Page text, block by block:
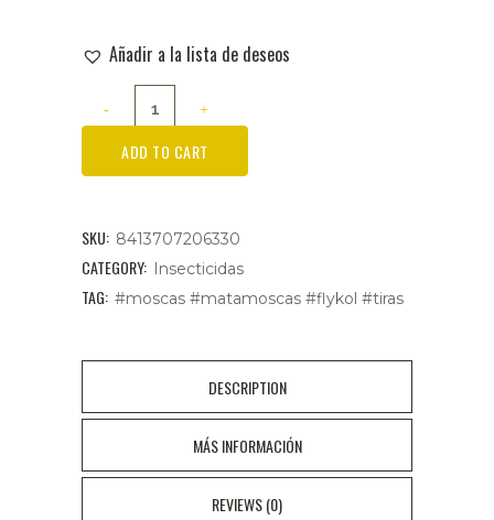
Añadir a la lista de deseos
FLY-
Tiras
Atrapamoscas
Sin
Veneno
ADD TO CART
SKU: 8413707206330
CATEGORY: Insecticidas
TAG: #moscas #matamoscas #flykol #tiras
DESCRIPTION
MÁS INFORMACIÓN
REVIEWS (0)